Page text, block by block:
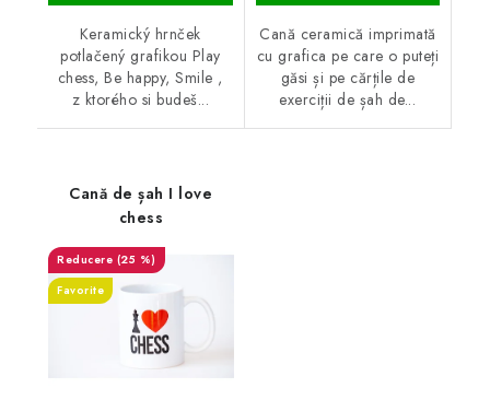
Keramický hrnček
potlačený grafikou Play
chess, Be happy, Smile ,
z ktorého si budeš...
Cană ceramică imprimată
cu grafica pe care o puteți
găsi și pe cărțile de
exerciții de șah de...
Cană de șah I love
chess
(25 %)
Favorite